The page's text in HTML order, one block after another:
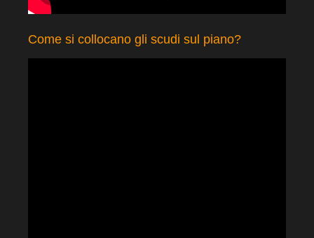
Come si collocano gli scudi sul piano?